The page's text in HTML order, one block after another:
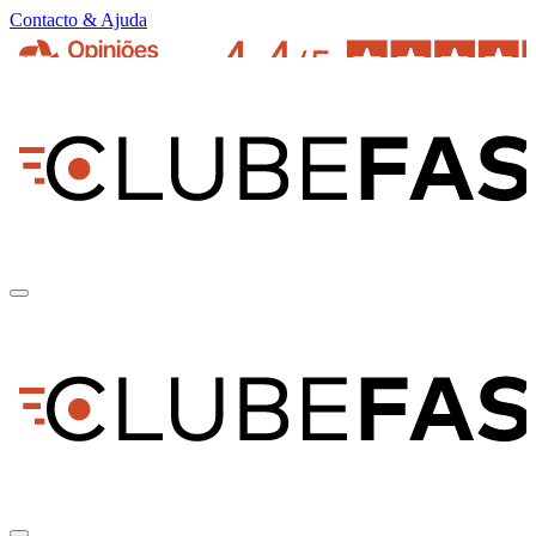
Contacto & Ajuda